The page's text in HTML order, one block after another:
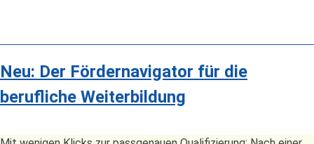
Neu: Der Fördernavigator für die
berufliche Weiterbildung